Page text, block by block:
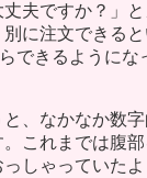
夫ですか？」と
に注文できると
きるようにな
、なかなか数字
これまでは腹
しゃっていた